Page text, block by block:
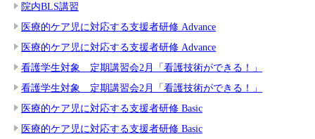
院内BLS講習
医療的ケア児に対応する支援者研修 Advance
医療的ケア児に対応する支援者研修 Advance
看護学生対象 定期講習会2月「看護技術ができる！」
看護学生対象 定期講習会2月「看護技術ができる！」
医療的ケア児に対応する支援者研修 Basic
医療的ケア児に対応する支援者研修 Basic